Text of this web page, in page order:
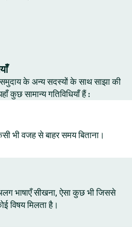
के अन्य सदस्यों के साथ साझा की
कुछ सामान्य गतिविधियाँ हैं :
भी वजह से बाहर समय बिताना।
भाषाएँ सीखना, ऐसा कुछ भी जिससे
विषय मिलता है।